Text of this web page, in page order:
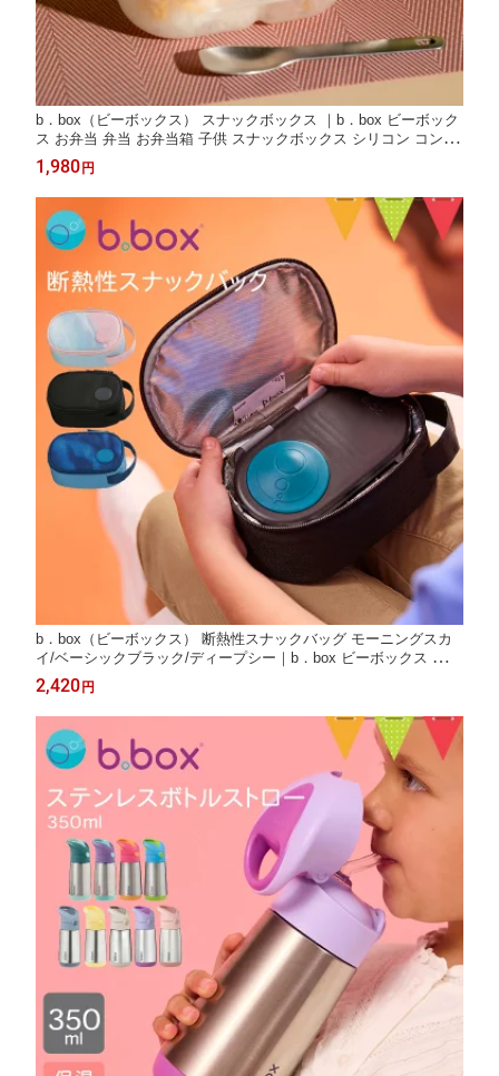
b．box（ビーボックス） スナックボックス ｜b．box ビーボック
ス お弁当 弁当 お弁当箱 子供 スナックボックス シリコン コンパ
クト 密閉力 保育園 幼稚園 少食 遠足 ピクニック 離乳食 ベビー食
器 軽量 キッズ ベビー用品
1,980 円
b．box（ビーボックス） 断熱性スナックバッグ モーニングスカ
イ/ベーシックブラック/ディープシー｜b．box ビーボックス 断熱
性スナックバッグ お弁当袋 ランチボックス ランチバッグ スナッ
クボックス お弁当 断熱 保冷 保冷剤 遠足 ピクニック
2,420 円